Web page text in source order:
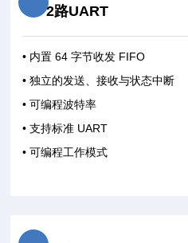
2路UART
• 内置 64 字节收发 FIFO
• 独立的发送、接收与状态中断
• 可编程波特率
• 支持标准 UART
• 可编程工作模式